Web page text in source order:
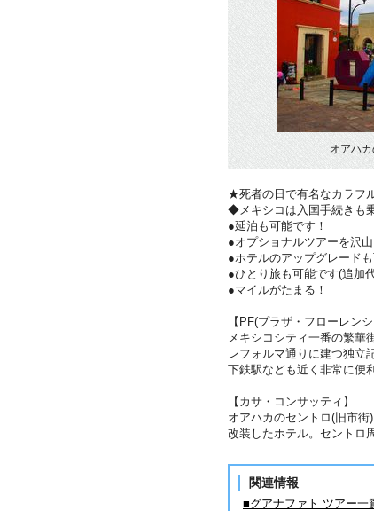
オアハ
★死者の日で有名なカラフ
◆メキシコは入国手続きも
●延泊も可能です！
●オプショナルツアーを沢
●ホテルのアップグレード
●ひとり旅も可能です(追加
●マイルがたまる！
【PF(プラザ・フローレンシ
メキシコシティ一番の繁華
レフォルマ通りに建つ独立
下鉄駅なども近く非常に便
【カサ・コンサッティ】
オアハカのセントロ(旧市
改装したホテル。セントロ
関連情報
■グアナファト ツアー一